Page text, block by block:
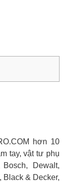
hơn 10
tay, vật tư phụ
Dewalt,
Black & Decker,